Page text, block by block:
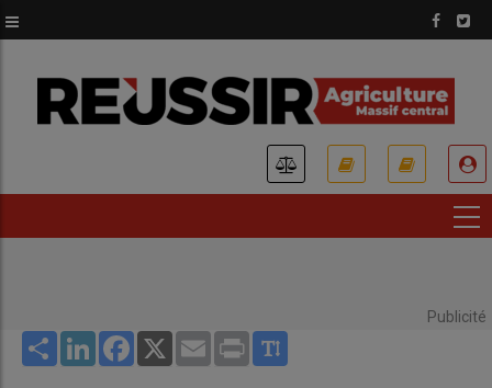
au
principal
Publicité
Share LinkedInFacebook
X Email Print